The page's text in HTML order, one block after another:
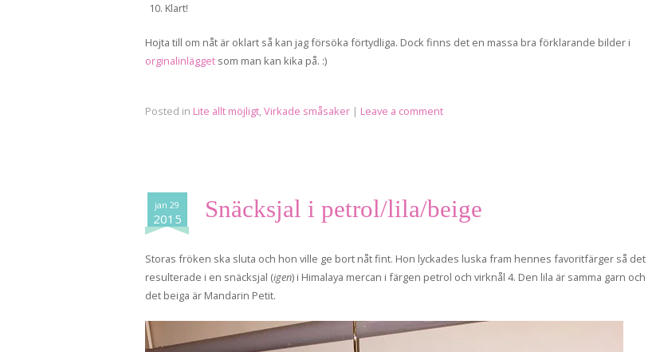
Klart!
Hojta till om nåt är oklart så kan jag försöka förtydliga. Dock finns det en massa bra förklarande bilder i
orginalinlägget som man kan kika på. :)
Posted in Lite allt möjligt, Virkade småsaker | Leave a comment
jan 29
2015 Snäcksjal i petrol/lila/beige
Storas fröken ska sluta och hon ville ge bort nåt fint. Hon lyckades luska fram hennes favoritfärger så det
resulterade i en snäcksjal (igen) i Himalaya mercan i färgen petrol och virknål 4. Den lila är samma garn och
det beiga är Mandarin Petit.